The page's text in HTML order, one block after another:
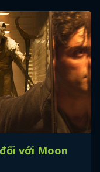
với Moon